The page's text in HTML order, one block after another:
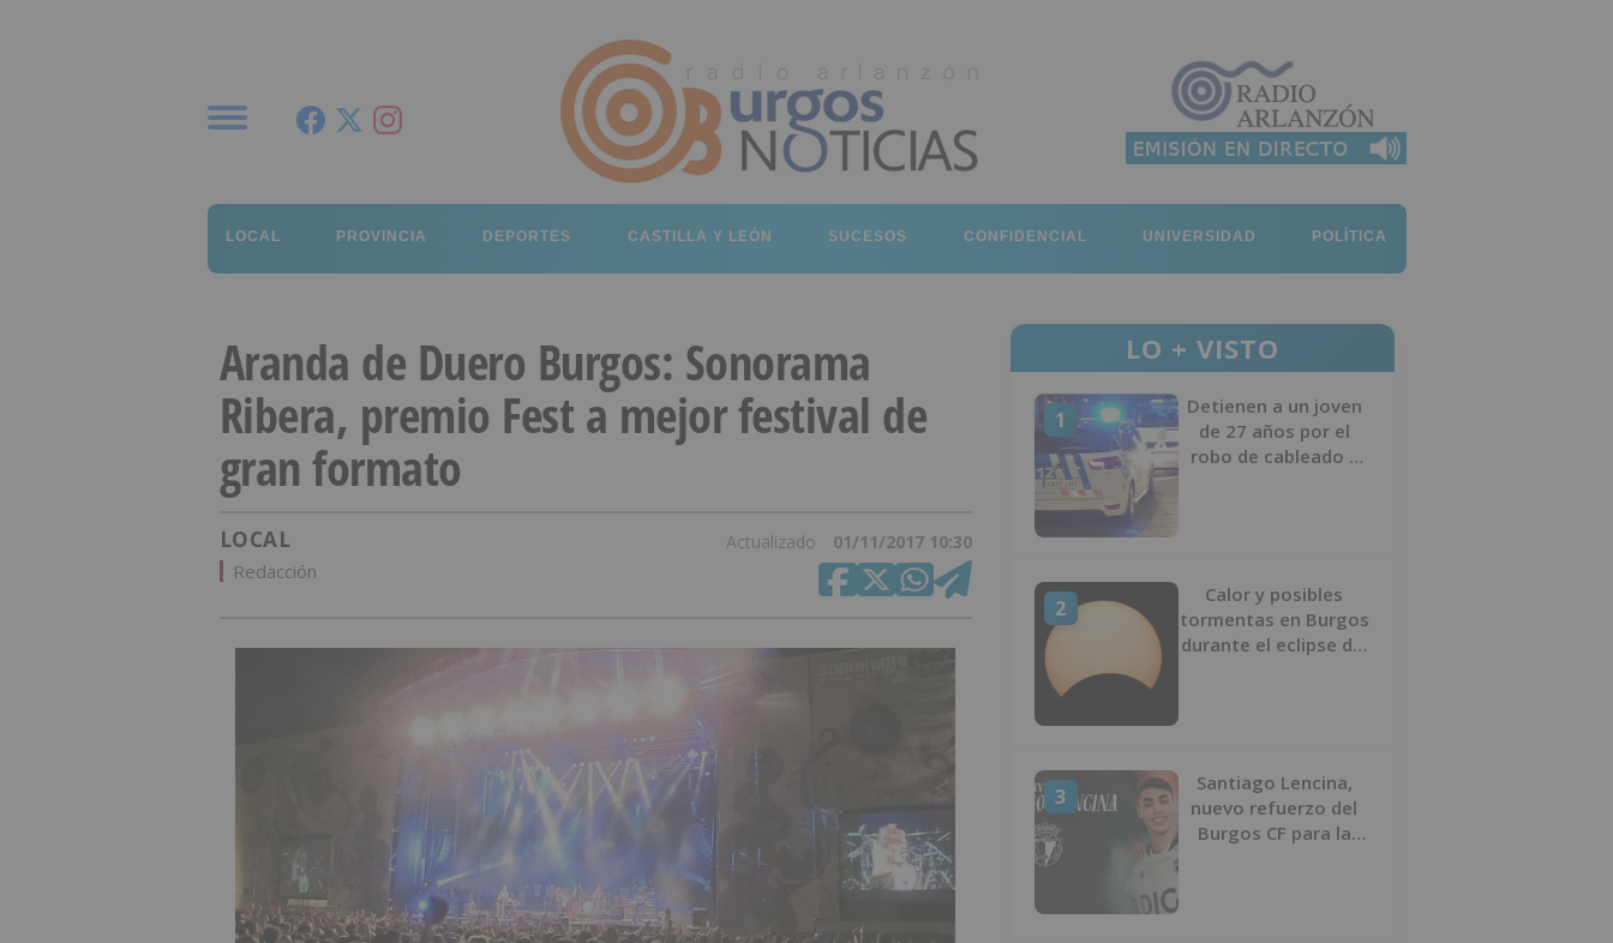
LOCAL PROVINCIA DEPORTES CASTILLA Y LEÓN SUCESOS CONFIDENCIAL UNIVERSIDAD POLÍTICA
Aranda de Duero Burgos: Sonorama
Ribera, premio Fest a mejor festival de
gran formato
LOCAL Actualizado 01/11/2017 10:30
Redacción
LO + VISTO
1
Detienen a un joven
de 27 años por el
robo de cableado y
2
Calor y posibles
tormentas en Burgos
durante el eclipse del
3
Santiago Lencina,
nuevo refuerzo del
Burgos CF para la